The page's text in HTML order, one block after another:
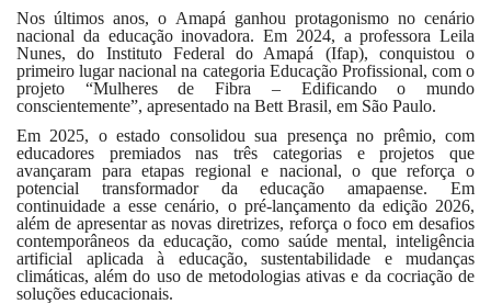
Nos últimos anos, o Amapá ganhou protagonismo no cenário
nacional da educação inovadora. Em 2024, a professora Leila
Nunes, do Instituto Federal do Amapá (Ifap), conquistou o
primeiro lugar nacional na categoria Educação Profissional, com o
projeto “Mulheres de Fibra – Edificando o mundo
conscientemente”, apresentado na Bett Brasil, em São Paulo.
Em 2025, o estado consolidou sua presença no prêmio, com
educadores premiados nas três categorias e projetos que
avançaram para etapas regional e nacional, o que reforça o
potencial transformador da educação amapaense. Em
continuidade a esse cenário, o pré-lançamento da edição 2026,
além de apresentar as novas diretrizes, reforça o foco em desafios
contemporâneos da educação, como saúde mental, inteligência
artificial aplicada à educação, sustentabilidade e mudanças
climáticas, além do uso de metodologias ativas e da cocriação de
soluções educacionais.